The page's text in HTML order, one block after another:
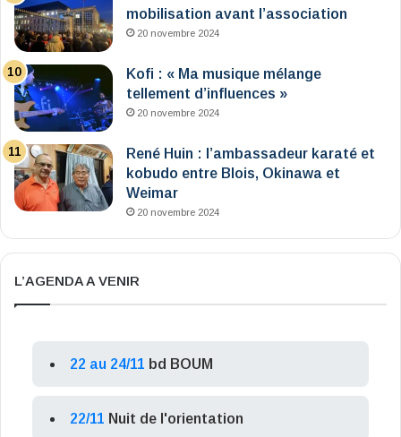
mobilisation avant l’association
20 novembre 2024
Kofi : « Ma musique mélange
tellement d’influences »
20 novembre 2024
René Huin : l’ambassadeur karaté et
kobudo entre Blois, Okinawa et
Weimar
20 novembre 2024
L’AGENDA A VENIR
22 au 24/11 bd BOUM
22/11 Nuit de l'orientation